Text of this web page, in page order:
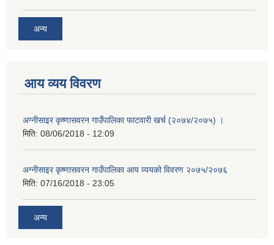
अन्य
आय व्यय विवरण
अग्नीसाइर कृष्णासवरन गाउँपालिका फाटवारी खर्च (२०७४/२०७५) ।
मिति: 08/06/2018 - 12:09
अग्नीसाइर कृष्णासवरन गाउँपालिका आय व्ययको विवरण २०७५/२०७६
मिति: 07/16/2018 - 23:05
अन्य